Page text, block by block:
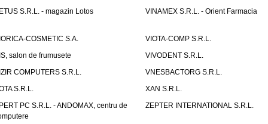
S.R.L. - magazin Lotos
VINAMEX S.R.L. - Orient Farmacia
COSMETIC S.A.
VIOTA-COMP S.R.L.
salon de frumusete
VIVODENT S.R.L.
COMPUTERS S.R.L.
VNESBACTORG S.R.L.
S.R.L.
XAN S.R.L.
PC S.R.L. - ANDOMAX, centru de
ZEPTER INTERNATIONAL S.R.L.